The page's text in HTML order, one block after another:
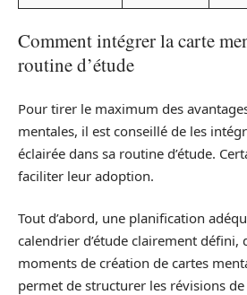
Comment intégrer la carte
routine d’étude
Pour tirer le maximum des
mentales, il est conseillé de les
éclairée dans sa routine d’étude.
faciliter leur adoption.
Tout d’abord, une planification
calendrier d’étude clairement défini,
moments de création de cartes
permet de structurer les révisions